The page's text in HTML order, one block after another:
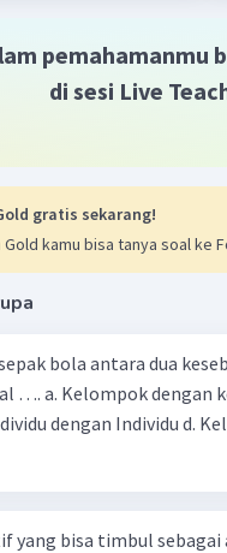
pemahamanmu
di sesi Live
gratis sekarang!
Gold kamu bisa tanya soal ke
bola antara dua
dengan
kelompok
yang bisa timbul